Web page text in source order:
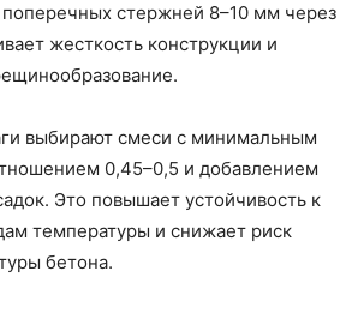
поперечных стержней 8–10 мм через
жесткость конструкции и
выбирают смеси с минимальным
0,45–0,5 и добавлением
Это повышает устойчивость к
температуры и снижает риск
бетона.